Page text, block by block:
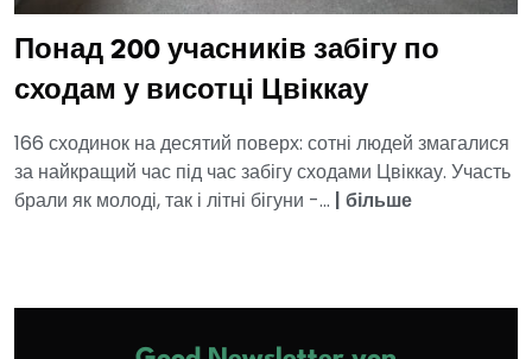
Понад 200 учасників забігу по
сходам у висотці Цвіккау
166 сходинок на десятий поверх: сотні людей змагалися
за найкращий час під час забігу сходами Цвіккау. Участь
брали як молоді, так і літні бігуни -... | більше